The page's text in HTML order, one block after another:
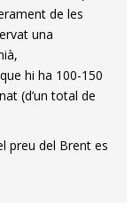
de les
una
hi ha 100-150
(d’un total de
preu del Brent es